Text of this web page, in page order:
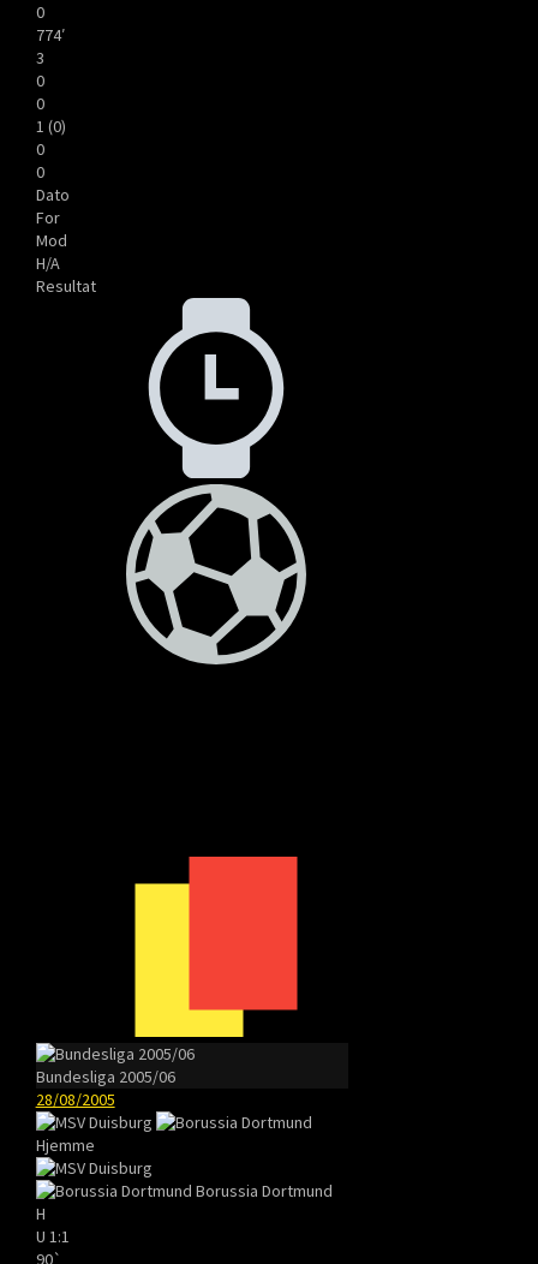
0
774′
3
0
0
1 (0)
0
0
Dato
For
Mod
H/A
Resultat
Bundesliga 2005/06
28/08/2005
Hjemme
Borussia Dortmund
H
U 1:1
90`